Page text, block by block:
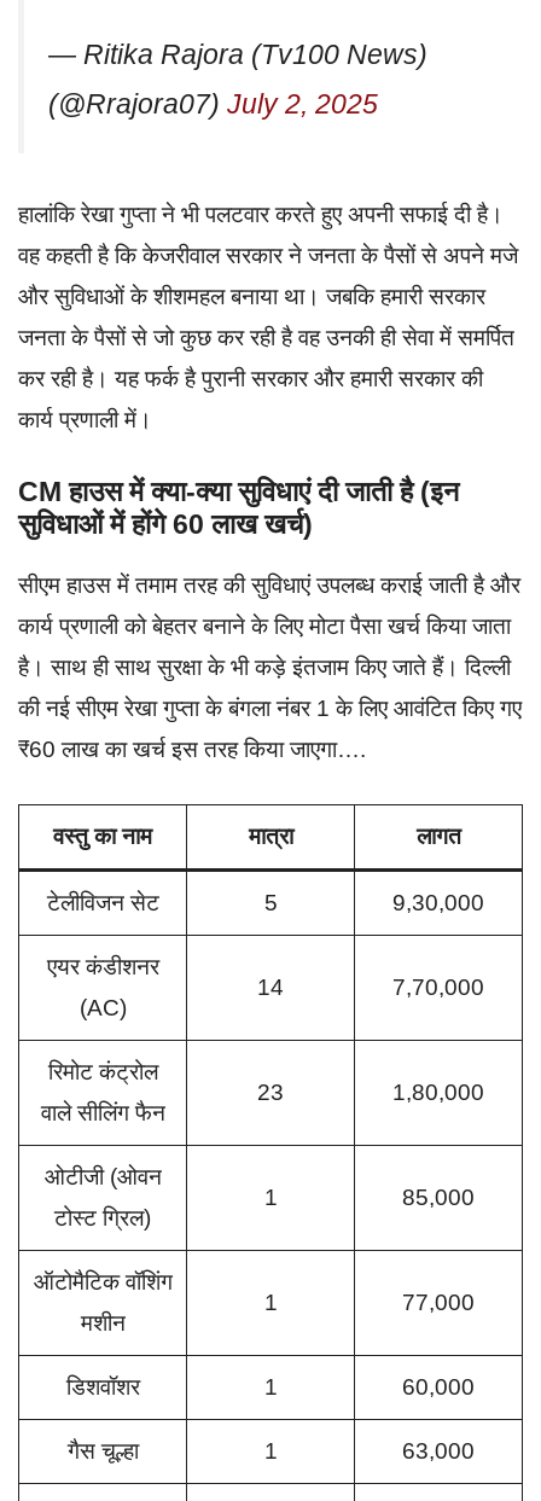
— Ritika Rajora (Tv100 News)
(@Rrajora07) July 2, 2025
हालांकि रेखा गुप्ता ने भी पलटवार करते हुए अपनी सफाई दी है।
वह कहती है कि केजरीवाल सरकार ने जनता के पैसों से अपने मजे
और सुविधाओं के शीशमहल बनाया था। जबकि हमारी सरकार
जनता के पैसों से जो कुछ कर रही है वह उनकी ही सेवा में समर्पित
कर रही है। यह फर्क है पुरानी सरकार और हमारी सरकार की
कार्य प्रणाली में।
CM हाउस में क्‍या-क्‍या सुविधाएं दी जाती है (इन
सुविधाओं में होंगे 60 लाख खर्च)
सीएम हाउस में तमाम तरह की सुविधाएं उपलब्ध कराई जाती है और
कार्य प्रणाली को बेहतर बनाने के लिए मोटा पैसा खर्च किया जाता
है। साथ ही साथ सुरक्षा के भी कड़े इंतजाम किए जाते हैं। दिल्ली
की नई सीएम रेखा गुप्ता के बंगला नंबर 1 के लिए आवंटित किए गए
₹60 लाख का खर्च इस तरह किया जाएगा….
वस्तु का नाम मात्रा लागत
टेलीविजन सेट 5 9,30,000
एयर कंडीशनर
(AC)
14 7,70,000
रिमोट कंट्रोल
वाले सीलिंग फैन
23 1,80,000
ओटीजी (ओवन
टोस्ट ग्रिल)
1 85,000
ऑटोमैटिक वॉशिंग
मशीन
1 77,000
डिशवॉशर 1 60,000
गैस चूल्हा 1 63,000